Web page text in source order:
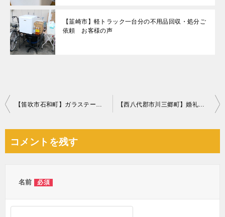
【韮崎市】軽トラック一台分の不用品回収・処分ご
依頼 お客様の声
投
ビ
【笛吹市石和町】ガラステーブル、ソファー等の回収・処分ご依頼 【西八代郡市川三郷町】婚礼ダンスの回収・処分ご依頼 お客様の声
コメントを残す
名前 必須